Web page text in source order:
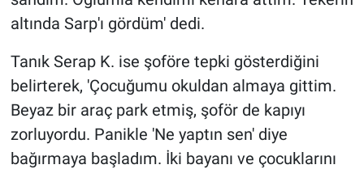
altında Sarp'ı gördüm' dedi.
Tanık Serap K. ise şoföre tepki gösterdiğini
belirterek, 'Çocuğumu okuldan almaya gittim.
Beyaz bir araç park etmiş, şoför de kapıyı
zorluyordu. Panikle 'Ne yaptın sen' diye
bağırmaya başladım. İki bayanı ve çocuklarını